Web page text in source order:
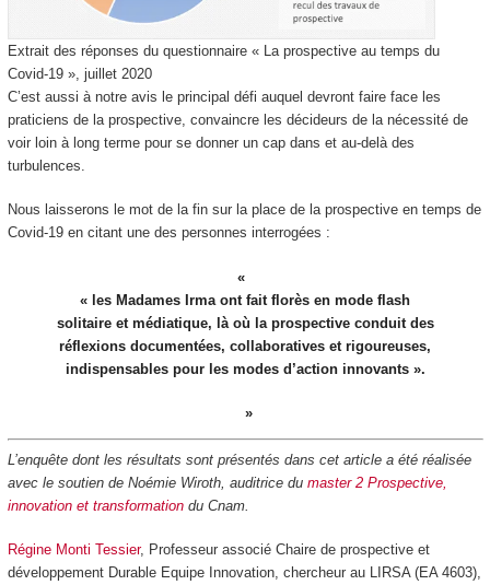
Extrait des réponses du questionnaire « La prospective au temps du
Covid-19 », juillet 2020
C’est aussi à notre avis le principal défi auquel devront faire face les
praticiens de la prospective, convaincre les décideurs de la nécessité de
voir loin à long terme pour se donner un cap dans et au-delà des
turbulences.
Nous laisserons le mot de la fin sur la place de la prospective en temps de
Covid-19 en citant une des personnes interrogées :
« les Madames Irma ont fait florès en mode flash
solitaire et médiatique, là où la prospective conduit des
réflexions documentées, collaboratives et rigoureuses,
indispensables pour les modes d’action innovants ».
L’enquête dont les résultats sont présentés dans cet article a été réalisée
avec le soutien de Noémie Wiroth, auditrice du master 2 Prospective,
innovation et transformationdu Cnam.
Régine Monti Tessier, Professeur associé Chaire de prospective et
développement Durable Equipe Innovation, chercheur au LIRSA (EA 4603),